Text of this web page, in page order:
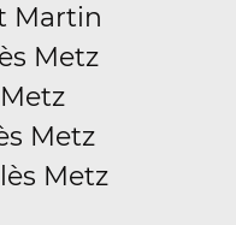
Martin
Metz
Metz
Metz